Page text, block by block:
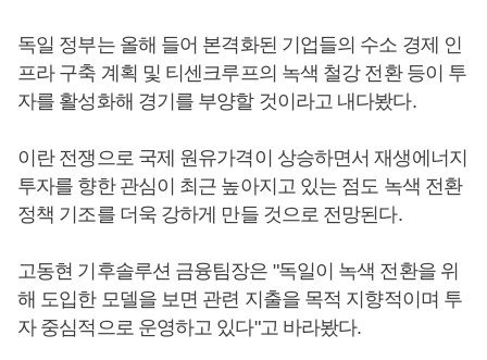
독일 정부는 올해 들어 본격화된 기업들의 수소 경제 인
프라 구축 계획 및 티센크루프의 녹색 철강 전환 등이 투
자를 활성화해 경기를 부양할 것이라고 내다봤다.
이란 전쟁으로 국제 원유가격이 상승하면서 재생에너지
투자를 향한 관심이 최근 높아지고 있는 점도 녹색 전환
정책 기조를 더욱 강하게 만들 것으로 전망된다.
고동현 기후솔루션 금융팀장은 "독일이 녹색 전환을 위
해 도입한 모델을 보면 관련 지출을 목적 지향적이며 투
자 중심적으로 운영하고 있다"고 바라봤다.